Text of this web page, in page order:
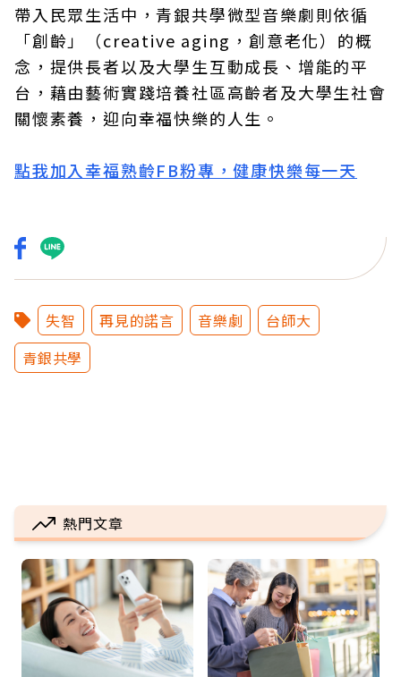
帶入民眾生活中，青銀共學微型音樂劇則依循
「創齡」（creative aging，創意老化）的概
念，提供長者以及大學生互動成長、增能的平
台，藉由藝術實踐培養社區高齡者及大學生社會
關懷素養，迎向幸福快樂的人生。
點我加入幸福熟齡FB粉專，健康快樂每一天
失智 再見的諾言 音樂劇
台師大
青銀共學
熱門文章